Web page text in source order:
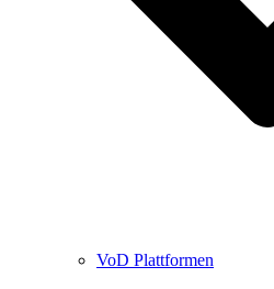
VoD Plattformen